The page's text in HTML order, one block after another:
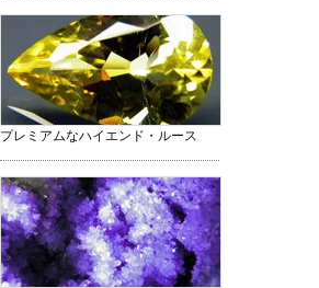
プレミアムなハイエンド・ルース